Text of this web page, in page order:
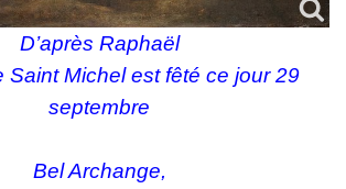
D’après Raphaël
Saint Michel est fêté ce jour 29
septembre
Bel Archange,